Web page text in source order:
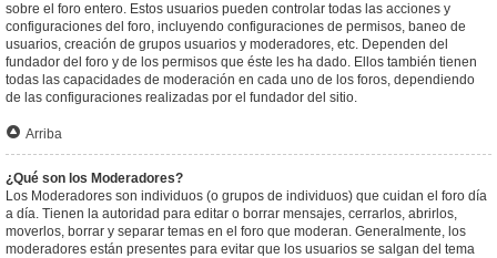
sobre el foro entero. Estos usuarios pueden controlar todas las acciones y
configuraciones del foro, incluyendo configuraciones de permisos, baneo de
usuarios, creación de grupos usuarios y moderadores, etc. Dependen del
fundador del foro y de los permisos que éste les ha dado. Ellos también tienen
todas las capacidades de moderación en cada uno de los foros, dependiendo
de las configuraciones realizadas por el fundador del sitio.
Arriba
¿Qué son los Moderadores?
Los Moderadores son individuos (o grupos de individuos) que cuidan el foro día
a día. Tienen la autoridad para editar o borrar mensajes, cerrarlos, abrirlos,
moverlos, borrar y separar temas en el foro que moderan. Generalmente, los
moderadores están presentes para evitar que los usuarios se salgan del tema